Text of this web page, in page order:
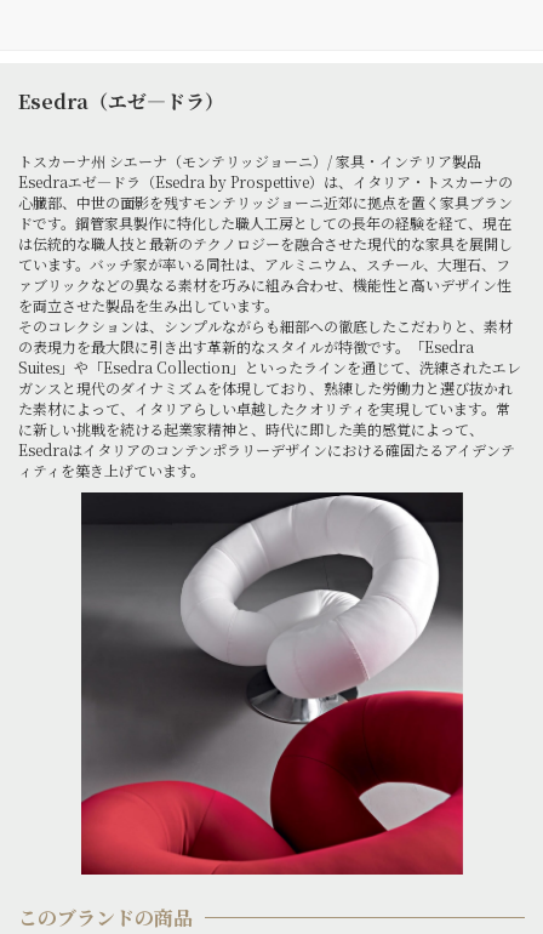
Esedra（エゼ―ドラ）
トスカーナ州 シエーナ（モンテリッジョーニ）/ 家具・インテリア製品
Esedraエゼ―ドラ（Esedra by Prospettive）は、イタリア・トスカーナの
心臓部、中世の面影を残すモンテリッジョーニ近郊に拠点を置く家具ブラン
ドです。鋼管家具製作に特化した職人工房としての長年の経験を経て、現在
は伝統的な職人技と最新のテクノロジーを融合させた現代的な家具を展開し
ています。バッチ家が率いる同社は、アルミニウム、スチール、大理石、フ
ァブリックなどの異なる素材を巧みに組み合わせ、機能性と高いデザイン性
を両立させた製品を生み出しています。
そのコレクションは、シンプルながらも細部への徹底したこだわりと、素材
の表現力を最大限に引き出す革新的なスタイルが特徴です。「Esedra
Suites」や「Esedra Collection」といったラインを通じて、洗練されたエレ
ガンスと現代のダイナミズムを体現しており、熟練した労働力と選び抜かれ
た素材によって、イタリアらしい卓越したクオリティを実現しています。常
に新しい挑戦を続ける起業家精神と、時代に即した美的感覚によって、
Esedraはイタリアのコンテンポラリーデザインにおける確固たるアイデンテ
ィティを築き上げています。
このブランドの商品